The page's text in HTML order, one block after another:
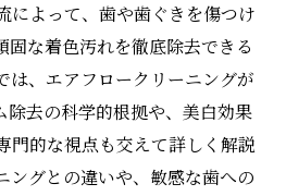
によって、歯や歯ぐきを傷つけ
固な着色汚れを徹底除去できる
は、エアフロークリーニングが
除去の科学的根拠や、美白効果
門的な視点も交えて詳しく解説
ングとの違いや、敏感な歯への